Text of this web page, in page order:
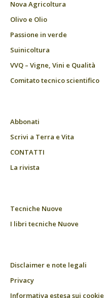
Nova Agricoltura
Olivo e Olio
Passione in verde
Suinicoltura
VVQ – Vigne, Vini e Qualità
Comitato tecnico scientifico
Abbonati
Scrivi a Terra e Vita
CONTATTI
La rivista
Tecniche Nuove
I libri tecniche Nuove
Disclaimer e note legali
Privacy
Informativa estesa sui cookie